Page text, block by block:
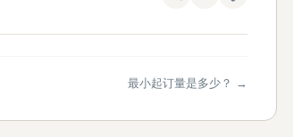
最小起订量是多少？ →